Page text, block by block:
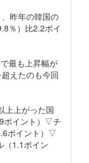
昨年の韓国の
％）比2.2ポイ
最も上昇幅が
えたのも今回
上上がった国
ポイント）▽チ
ポイント）▽
1.1ポイン